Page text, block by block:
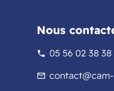
Nous
phone 05 56 02 38 38
mail_outline